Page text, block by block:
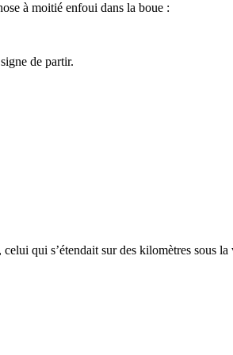
à moitié enfoui dans la boue :
de partir.
qui s’étendait sur des kilomètres sous la